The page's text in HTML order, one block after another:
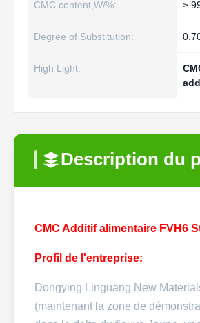
CMC content,W/%: ≥
Degree of Substitution:
High Light:
Description du
CMC Additif alimentaire FVH6
Profil de l'entreprise:
Dongying Linguang New
(maintenant la zone de